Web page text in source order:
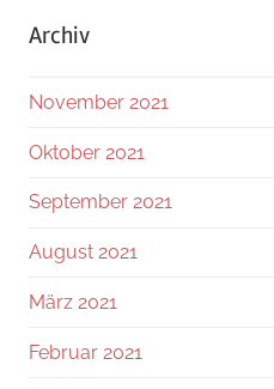
Archiv
November 2021
Oktober 2021
September 2021
August 2021
März 2021
Februar 2021